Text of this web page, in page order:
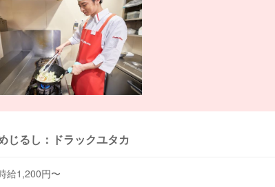
じるし：ドラックユタカ
給1,200円〜